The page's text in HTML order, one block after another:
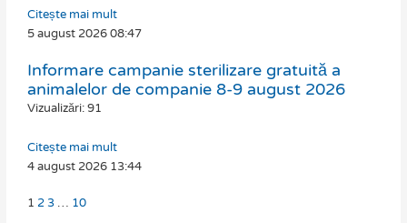
Citește mai mult
5 august 202608:47
Informare campanie sterilizare gratuită a
animalelor de companie 8-9 august 2026
Vizualizări: 91
Citește mai mult
4 august 2026 13:44
1 2 3 … 10